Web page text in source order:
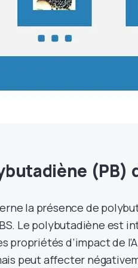
(PB)
la présence de
Le polybutadiène est
propriétés d’impact de
peut affecter